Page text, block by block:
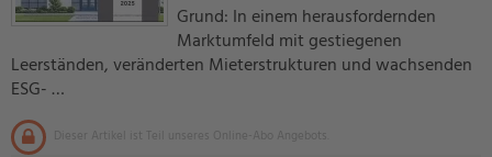
Grund: In einem herausfordernden
Marktumfeld mit gestiegenen
Leerständen, veränderten Mieterstrukturen und wachsenden
ESG- …
Dieser Artikel ist Teil unseres Online-Abo Angebots.